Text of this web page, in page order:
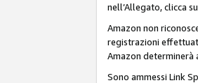
nell’Allegato, clicca
Amazon non
registrazioni
Amazon determinerà
Sono ammessi Link